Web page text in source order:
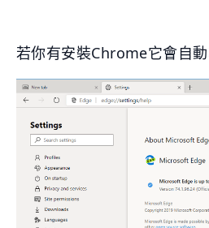
若你有安裝Chrome它會自